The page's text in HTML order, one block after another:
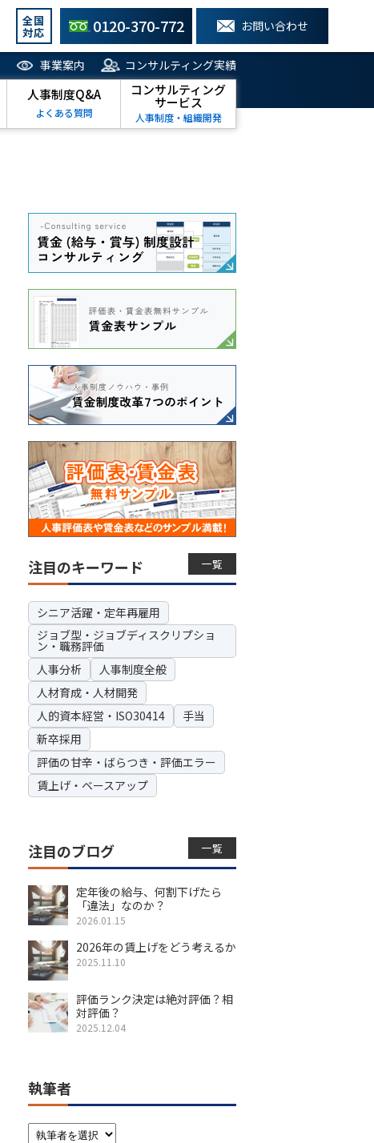
全国
対応 0120-370-772 お問い合わせ
事業案内 コンサルティング実績
人事制度Q&A
よくある質問
コンサルティング
サービス
人事制度・組織開発
一覧
注目のキーワード
シニア活躍・定年再雇用
ジョブ型・ジョブディスクリプショ
ン・職務評価
人事分析
人事制度全般
人材育成・人材開発
人的資本経営・ISO30414
手当
新卒採用
評価の甘辛・ばらつき・評価エラー
賃上げ・ベースアップ
一覧
注目のブログ
定年後の給与、何割下げたら
「違法」なのか？
2026.01.15
2026年の賃上げをどう考えるか
2025.11.10
評価ランク決定は絶対評価？相
対評価？
2025.12.04
執筆者